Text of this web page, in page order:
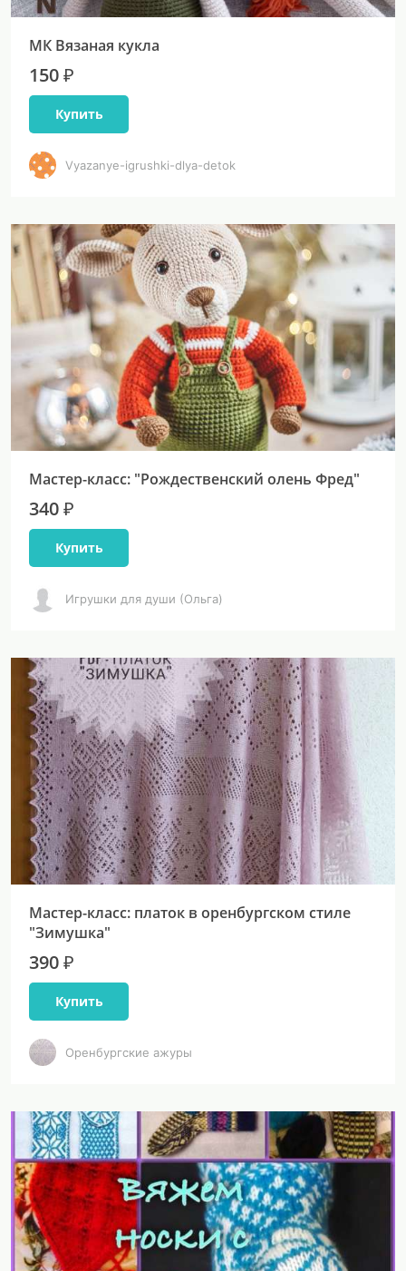
МК Вязаная кукла
150 ₽
Купить
Vyazanye-igrushki-dlya-detok
Мастер-класс: "Рождественский олень Фред"
340 ₽
Купить
Игрушки для души (Ольга)
Мастер-класс: платок в оренбургском стиле
"Зимушка"
390 ₽
Купить
Оренбургские ажуры